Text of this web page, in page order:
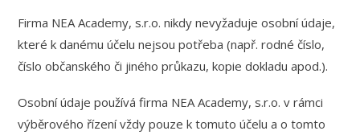
Firma NEA Academy, s.r.o. nikdy nevyžaduje osobní údaje,
které k danému účelu nejsou potřeba (např. rodné číslo,
číslo občanského či jiného průkazu, kopie dokladu apod.).
Osobní údaje používá firma NEA Academy, s.r.o. v rámci
výběrového řízení vždy pouze k tomuto účelu a o tomto